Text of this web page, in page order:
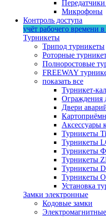
Микрофоны
Контроль доступа
учёт рабочего времени
Турникеты
Трипод турникеты
Роторные
Полноростовые
FREEWAY
показать все
Турникет-
Ограждения
Двери
Аксессуары
Турникеты
Турникеты
Турникеты
Турникеты
Турникеты
Турникеты
Установка
Замки электронные
Кодовые замки